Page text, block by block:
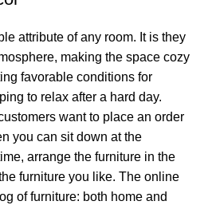
attribute of any room. It is they
making the space cozy
favorable conditions for
to relax after a hard day.
want to place an order
you can sit down at the
arrange the furniture in the
furniture you like. The online
of furniture: both home and